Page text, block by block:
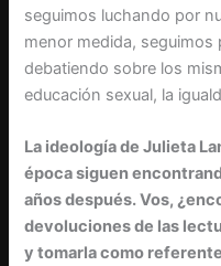
seguimos luchando por
menor medida,
debatiendo sobre los
educación sexual, la
La ideología de Julieta
época siguen
años después. Vos,
devoluciones de las
y tomarla como